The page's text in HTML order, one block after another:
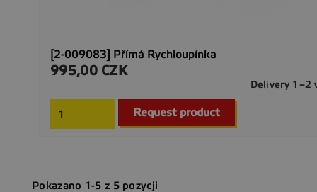
[2-009083] Přímá Rychloupínka
Cena
995,00 CZK
Delivery 1–2
Request product
Pokazano 1-5 z 5 pozycji